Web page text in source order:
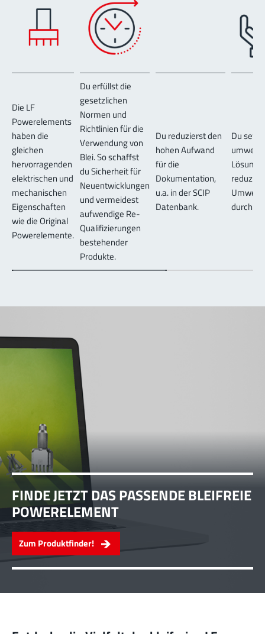
Die LF
Powerelements
haben die
gleichen
hervorragenden
elektrischen und
mechanischen
Eigenschaften
wie die Original
Powerelemente.
Du erfüllst die
gesetzlichen
Normen und
Richtlinien für die
Verwendung von
Blei. So schaffst
du Sicherheit für
Neuentwicklungen
und vermeidest
aufwendige Re-
Qualifizierungen
bestehender
Produkte.
Du reduzierst den
hohen Aufwand
für die
Dokumentation,
u.a. in der SCIP
Datenbank.
Du
Lösung
durch
FINDE JETZT DAS PASSENDE BLEIFREIE
POWERELEMENT
Zum Produktfinder!